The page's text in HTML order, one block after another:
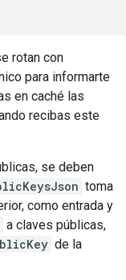
rotan con
para informarte
en caché las
recibas este
se deben
toma
como entrada y
a claves públicas,
de la